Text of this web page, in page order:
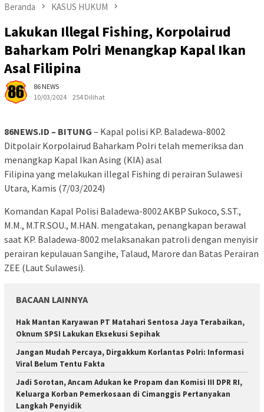
Beranda KASUS HUKUM
Lakukan Illegal Fishing, Korpolairud
Baharkam Polri Menangkap Kapal Ikan
Asal Filipina
86 NEWS
10/03/2024
254 Dilihat
86NEWS.ID – BITUNG – Kapal polisi KP. Baladewa-8002
Ditpolair Korpolairud Baharkam Polri telah memeriksa dan
menangkap Kapal Ikan Asing (KIA) asal
Filipina yang melakukan illegal Fishing di perairan Sulawesi
Utara, Kamis (7/03/2024)
Komandan Kapal Polisi Baladewa-8002 AKBP Sukoco, S.ST.,
M.M., M.TR.SOU., M.HAN. mengatakan, penangkapan berawal
saat KP. Baladewa-8002 melaksanakan patroli dengan menyisir
perairan kepulauan Sangihe, Talaud, Marore dan Batas Perairan
ZEE (Laut Sulawesi).
BACAAN LAINNYA
Hak Mantan Karyawan PT Matahari Sentosa Jaya Terabaikan,
Oknum SPSI Lakukan Eksekusi Sepihak
Jangan Mudah Percaya, Dirgakkum Korlantas Polri: Informasi
Viral Belum Tentu Fakta
Jadi Sorotan, Ancam Adukan ke Propam dan Komisi III DPR RI,
Keluarga Korban Pemerkosaan di Cimanggis Pertanyakan
Langkah Penyidik